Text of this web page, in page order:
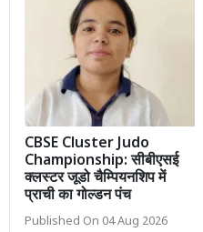
CBSE Cluster Judo
Championship: सीबीएसई
क्लस्टर जूडो चैम्पियनशिप में
प्राची का गोल्डन पंच
Published On 04 Aug 2026